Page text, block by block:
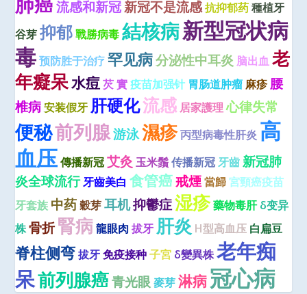
流感和新冠新冠不是流感抗抑郁药 種植牙
谷芽 抑郁 戰勝病毒 結核病新型冠状病
毒 预防胜于治疗 罕见病分泌性中耳炎 脑出血 老
年癡呆水痘 芡 實 疫苗加强针 胃肠道肿瘤 麻疹腰
椎病 安装假牙 肝硬化流感 居家護理 心律失常
便秘前列腺游泳濕疹丙型病毒性肝炎 高
血压 傳播新冠 艾灸 玉米鬚 传播新冠 牙齒 新冠肺
炎全球流行牙齒美白 食管癌戒煙當歸 宮頸癌疫苗
牙套族 中药 穀芽 耳机抑鬱症湿疹藥物毒肝 δ变异
株骨折腎病 龍眼肉 拔牙 肝炎 H型高血压 白扁豆
脊柱侧弯 拔牙 免疫接种 子宮 δ變異株老年痴
呆前列腺癌青光眼 麥芽 淋病冠心病